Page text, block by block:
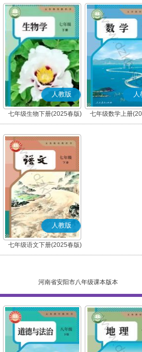
人教版
七年级生物下册(2025春版)
人
七年级数学上册
人教版
七年级语文下册(2025春版)
(部编版)
河南省安阳市八年级课本版本